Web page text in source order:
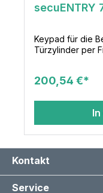
secuENTRY
Keypad für die
Türzylinder per
200,54 €*
Kontakt
Service